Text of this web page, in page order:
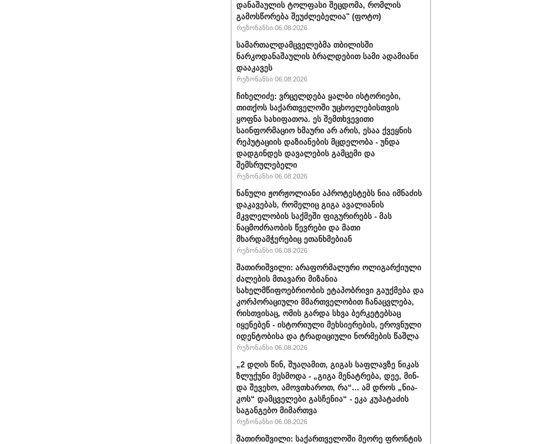
დანაშაულის ტოლფასი შეცდომა, რომლის
გამოსწორება შეუძლებელია" (ფოტო)
რეზონანსი 06.08.2026
სამართალდამცველებმა თბილისში
ნარკოდანაშაულის ბრალდებით სამი ადამიანი
დააკავეს
რეზონანსი 06.08.2026
ჩიხელიძე: ვრცელდება ყალბი ისტორიები,
თითქოს საქართველოში უცხოელებისთვის
ყოფნა სახიფათოა. ეს შემთხვევითი
საინფორმაციო ხმაური არ არის, ესაა ქვეყნის
რეპუტაციის დაზიანების მცდელობა - უნდა
დადგინდეს დავალების გამცემი და
შემსრულებელი
რეზონანსი 06.08.2026
ნანული ჟორჟოლიანი აპროტესტებს ნია იმნაძის
დაკავებას, რომელიც გიგა ავალიანის
მკვლელობის საქმეში ფიგურირებს - მას
ნაცმოძრაობის წევრები და მათი
მხარდამჭერებიც ეთანხმებიან
რეზონანსი 06.08.2026
შათირიშვილი: არაფორმალური ოლიგარქიული
ძალების მთავარი მიზანია
სახელმწიფოებრიობის ეტაპობრივი გაუქმება და
კორპორაციული მმართველობით ჩანაცვლება,
რისთვისაც, ომის გარდა სხვა ბერკეტებსაც
იყენებენ - ისტორიული მეხსიერების, ეროვნული
იდენტობისა და ტრადიციული ნორმების წაშლა
რეზონანსი 06.08.2026
„2 დღის წინ, შუ­ა­ღა­მით, გი­გას საფ­ლავ­ზე ნი­კას
ზლუ­ქუ­ნი მესმოდა - „გიგა მე­ნატ­რე­ბა, დეე, მინ­
და შე­ვე­ხო, ამოვ­თხა­როთ, რა“... ამ დროს „ნი­ა­
კოს“ დამ­ცვე­ლე­ბი გას­ჩე­ნია“ - ეკა კუპატაძის
საგანგებო მიმართვა
რეზონანსი 06.08.2026
შათირიშვილი: საქართველოში მეორე ფრონტის